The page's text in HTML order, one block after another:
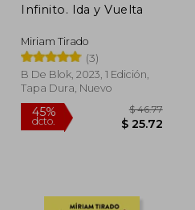
Infinito. Ida y Vuelta
Miriam Tirado
(3)
B De Blok, 2023, 1 Edición,
Tapa Dura, Nuevo